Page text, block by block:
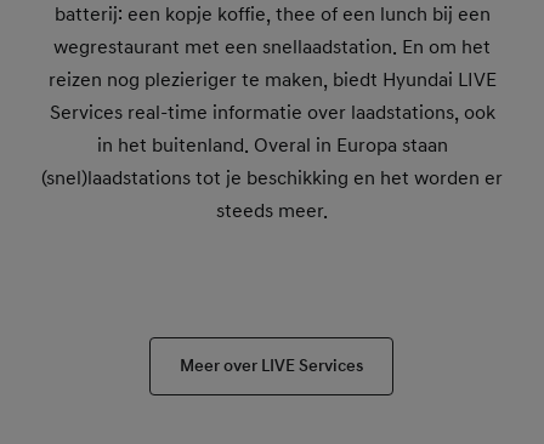
batterij: een kopje koffie, thee of een lunch bij een
wegrestaurant met een snellaadstation. En om het
reizen nog plezieriger te maken, biedt Hyundai LIVE
Services real-time informatie over laadstations, ook
in het buitenland. Overal in Europa staan
(snel)laadstations tot je beschikking en het worden er
steeds meer.
Meer over LIVE Services